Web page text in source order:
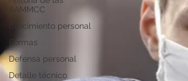
AAMMCC
Crecimiento personal
Formas
Defensa personal
Detalle técnico